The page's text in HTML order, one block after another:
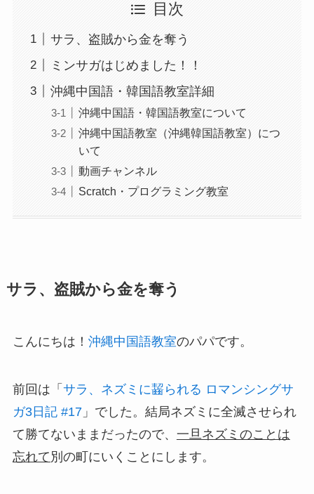
目次
サラ、盗賊から金を奪う
ミンサガはじめました！！
沖縄中国語・韓国語教室詳細
沖縄中国語・韓国語教室について
沖縄中国語教室（沖縄韓国語教室）につ
いて
動画チャンネル
Scratch・プログラミング教室
サラ、盗賊から金を奪う
こんにちは！ 沖縄中国語教室のパパです。
前回は「 サラ、ネズミに齧られる ロマンシングサ
ガ3日記 #17」でした。結局ネズミに全滅させられ
て勝てないままだったので、 一旦ネズミのことは
忘れて 別の町にいくことにします。